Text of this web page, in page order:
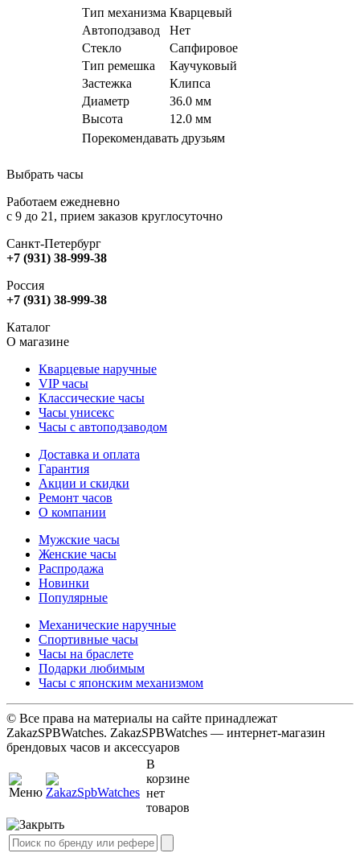
Тип механизма Кварцевый
Автоподзавод
Нет
Стекло
Сапфировое
Тип ремешка
Каучуковый
Застежка
Клипса
Диаметр
36.0 мм
Высота
12.0 мм
Порекомендавать друзьям
Выбрать часы
Работаем ежедневно
с 9 до 21, прием заказов круглосуточно
Санкт-Петербург
+7 (931) 38-999-38
Россия
+7 (931) 38-999-38
Каталог
О магазине
Кварцевые наручные
VIP часы
Классические часы
Часы унисекс
Часы с автоподзаводом
Доставка и оплата
Гарантия
Акции и скидки
Ремонт часов
О компании
Мужские часы
Женские часы
Распродажа
Новинки
Популярные
Механические наручные
Спортивные часы
Часы на браслете
Подарки любимым
Часы с японским механизмом
© Все права на материалы на сайте принадлежат
ZakazSPBWatches. ZakazSPBWatches — интернет-магазин
брендовых часов и аксессуаров
В
корзине
нет
товаров